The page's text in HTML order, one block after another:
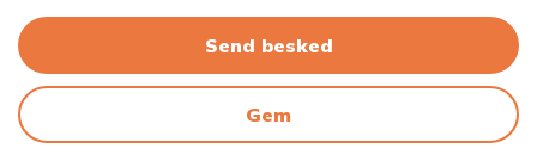
Send besked
Gem